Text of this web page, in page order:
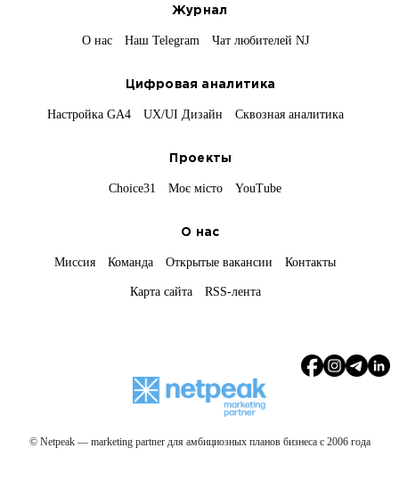
Журнал
О нас Наш Telegram Чат любителей NJ
Цифровая аналитика
Настройка GA4 UX/UI Дизайн Сквозная аналитика
Проекты
Choice31 Моє місто YouTube
О нас
Миссия Команда Открытые вакансии Контакты
Карта сайта RSS-лента
© Netpeak — marketing partner для амбициозных планов бизнеса с 2006 года